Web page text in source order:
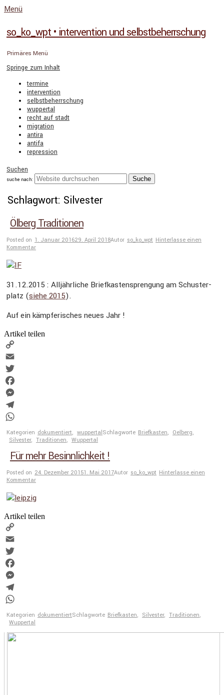
Menü
so_ko_wpt • intervention und selbstbeherrschung
Primäres Menü
Springe zum Inhalt
termine
intervention
selbstbeherrschung
wuppertal
recht auf stadt
migration
antira
antifa
repression
Suchen
suche nach:
Schlagwort: Silvester
Ölberg Traditionen
Posted on 1. Januar 201629. April 2018Autor so_ko_wpt Hinterlasse einen
Kommentar
31.12.2015 : Alljähr­liche Brief­kas­ten­spren­gung am Schus­ter­
platz (siehe 2015).
Auf ein kämpfe­ri­sches neues Jahr !
Artikel teilen
Copy
Link
Email
Twitter
Facebook
Messenger
Telegram
WhatsApp
Kategorien dokumentiert, wuppertalSchlagworte Briefkasten, Oelberg,
Silvester, Traditionen, Wuppertal
Für mehr Besinnlichkeit !
Posted on 24. Dezember 20151. Mai 2017Autor so_ko_wpt Hinterlasse einen
Kommentar
Artikel teilen
Copy
Link
Email
Twitter
Facebook
Messenger
Telegram
WhatsApp
Kategorien dokumentiertSchlagworte Briefkasten, Silvester, Traditionen,
Wuppertal